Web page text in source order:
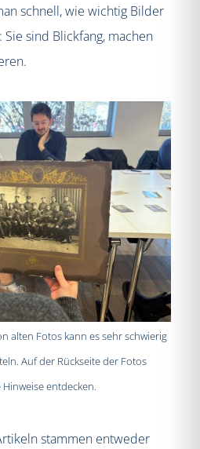
schnell, wie wichtig Bilder
sind Blickfang, machen
alten Fotos kann es sehr schwierig
Auf der Rückseite der Fotos
entdecken.
stammen entweder